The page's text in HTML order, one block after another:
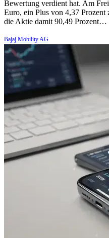
Bewertung verdient hat. Am
Euro, ein Plus von 4,37 Prozent
die Aktie damit 90,49 Prozent…
Bajaj Mobility AG